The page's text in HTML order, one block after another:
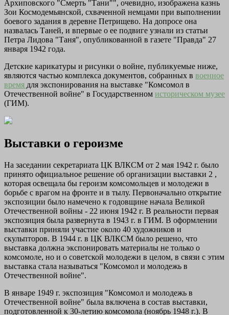
Архиповского "Смерть "Тани"", очевидно, изображена казнь
Зои Космодемьянской, схваченной немцами при выполнении
боевого задания в деревне Петрищево. На допросе она
назвалась Таней, и впервые о ее подвиге узнали из статьи
Петра Лидова "Таня", опубликованной в газете "Правда" 27
января 1942 года.
Детские карикатуры и рисунки о войне, публикуемые ниже,
являются частью комплекса документов, собранных в военное
время для экспонирования на выставке "Комсомол в
Отечественной войне" в Государственном историческом музее
(ГИМ).
Выставки о героизме
На заседании секретариата ЦК ВЛКСМ от 2 мая 1942 г. было
принято официальное решение об организации выставки 2 ,
которая освещала бы героизм комсомольцев и молодежи в
борьбе с врагом на фронте и в тылу. Первоначально открытие
экспозиции было намечено к годовщине начала Великой
Отечественной войны - 22 июня 1942 г. В реальности первая
экспозиция была развернута в 1943 г. в ГИМ. В оформлении
выставки приняли участие около 40 художников и
скульпторов. В 1944 г. в ЦК ВЛКСМ было решено, что
выставка должна экспонировать материалы не только о
комсомоле, но и о советской молодежи в целом, в связи с этим
выставка стала называться "Комсомол и молодежь в
Отечественной войне".
В январе 1949 г. экспозиция "Комсомол и молодежь в
Отечественной войне" была включена в состав выставки,
подготовленной к 30-летию комсомола (ноябрь 1948 г.). В